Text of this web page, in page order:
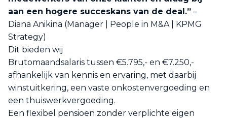
aan een hogere succeskans van de deal.” –
Diana Anikina (Manager | People in M&A | KPMG
Strategy)
Dit bieden wij
Brutomaandsalaris tussen €5.795,- en €7.250,-
afhankelijk van kennis en ervaring, met daarbij
winstuitkering, een vaste onkostenvergoeding en
een thuiswerkvergoeding.
Een flexibel pensioen zonder verplichte eigen